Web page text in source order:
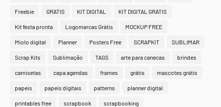
Freebie GRATIS KIT DIGITAL KIT DIGITAL GRATIS
Kit festa pronta Logomarcas Grátis MOCKUP FREE
Miolo digital Planner Posters Free SCRAPKIT SUBLIMAR
Scrap Kits Sublimação TAGS arte para canecas brindes
camisetas capa agendas frames grátis mascotes grátis
papeis papeis digitais patterns planner digital
printables free scrapbook scrapbooking